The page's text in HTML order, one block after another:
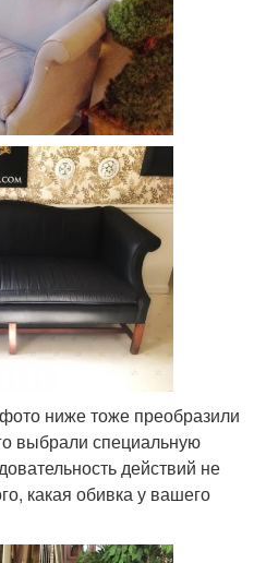
ниже тоже преобразили
выбрали специальную
действий не
какая обивка у вашего